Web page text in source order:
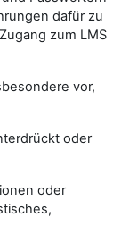
dafür zu
zum LMS
vor,
oder
oder